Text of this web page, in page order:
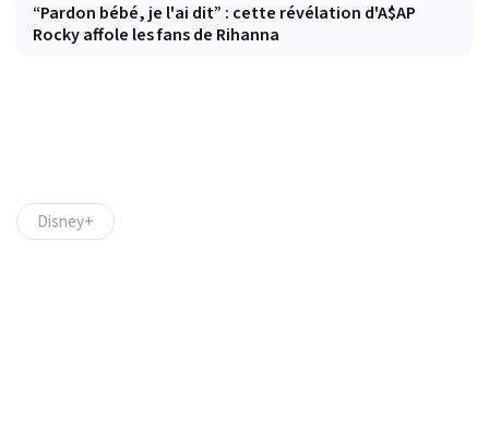
“Pardon bébé, je l'ai dit” : cette révélation d'A$AP
Rocky affole les fans de Rihanna
Disney+